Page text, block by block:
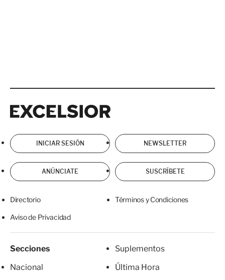
INICIAR SESIÓN NEWSLETTER
ANÚNCIATE SUSCRÍBETE
Directorio Términos y Condiciones
Aviso de Privacidad
Secciones
Nacional
Suplementos
Última Hora